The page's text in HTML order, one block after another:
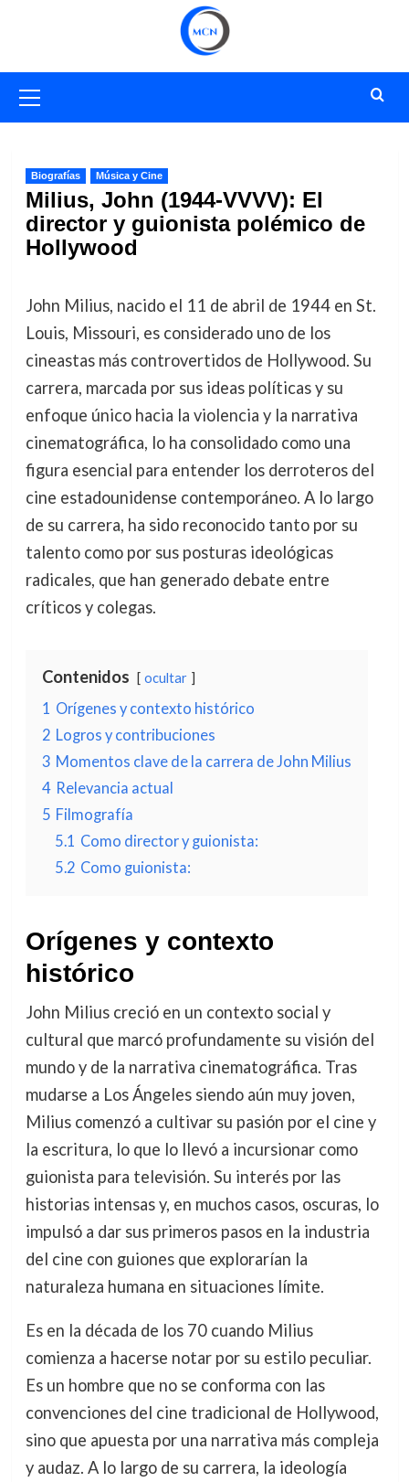
primario
Biografías Música y Cine
Milius, John (1944-VVVV): El
director y guionista polémico de
Hollywood
John Milius, nacido el 11 de abril de 1944 en St.
Louis, Missouri, es considerado uno de los
cineastas más controvertidos de Hollywood. Su
carrera, marcada por sus ideas políticas y su
enfoque único hacia la violencia y la narrativa
cinematográfica, lo ha consolidado como una
figura esencial para entender los derroteros del
cine estadounidense contemporáneo. A lo largo
de su carrera, ha sido reconocido tanto por su
talento como por sus posturas ideológicas
radicales, que han generado debate entre
críticos y colegas.
Contenidos ocultar
1 Orígenes y contexto histórico
2 Logros y contribuciones
3 Momentos clave de la carrera de John Milius
4 Relevancia actual
5 Filmografía
5.1 Como director y guionista:
5.2 Como guionista:
Orígenes y contexto
histórico
John Milius creció en un contexto social y
cultural que marcó profundamente su visión del
mundo y de la narrativa cinematográfica. Tras
mudarse a Los Ángeles siendo aún muy joven,
Milius comenzó a cultivar su pasión por el cine y
la escritura, lo que lo llevó a incursionar como
guionista para televisión. Su interés por las
historias intensas y, en muchos casos, oscuras, lo
impulsó a dar sus primeros pasos en la industria
del cine con guiones que explorarían la
naturaleza humana en situaciones límite.
Es en la década de los 70 cuando Milius
comienza a hacerse notar por su estilo peculiar.
Es un hombre que no se conforma con las
convenciones del cine tradicional de Hollywood,
sino que apuesta por una narrativa más compleja
y audaz. A lo largo de su carrera, la ideología